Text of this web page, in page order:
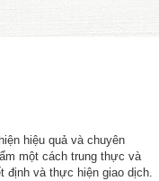
hiệu quả và chuyên
một cách trung thực và
định và thực hiện giao dịch.